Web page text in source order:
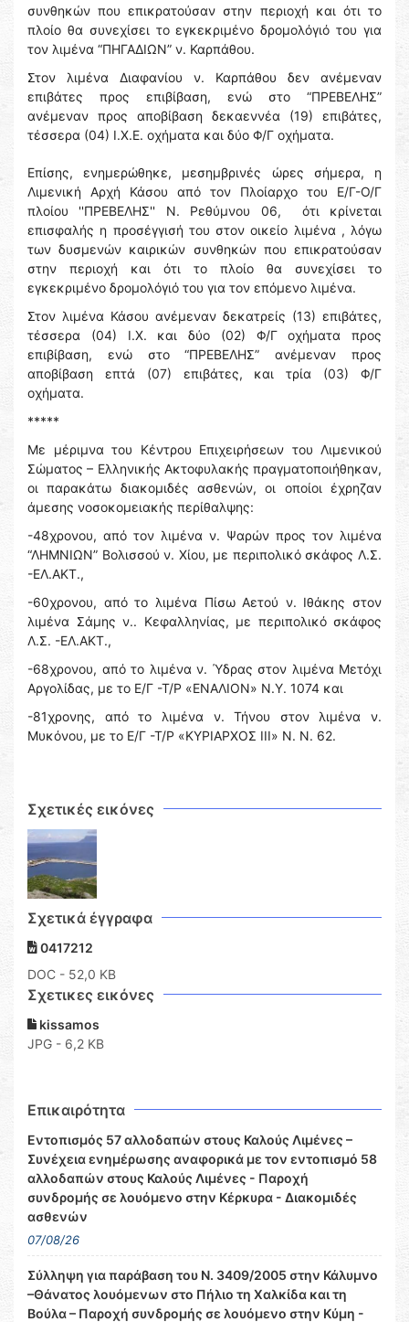
συνθηκών που επικρατούσαν στην περιοχή και ότι το
πλοίο θα συνεχίσει το εγκεκριμένο δρομολόγιό του για
τον λιμένα “ΠΗΓΑΔΙΩΝ” ν. Καρπάθου.
Στον λιμένα Διαφανίου ν. Καρπάθου δεν ανέμεναν
επιβάτες προς επιβίβαση, ενώ στο “ΠΡΕΒΕΛΗΣ”
ανέμεναν προς αποβίβαση δεκαεννέα (19) επιβάτες,
τέσσερα (04) Ι.Χ.Ε. οχήματα και δύο Φ/Γ οχήματα.
Επίσης, ενημερώθηκε, μεσημβρινές ώρες σήμερα, η
Λιμενική Αρχή Κάσου από τον Πλοίαρχο του Ε/Γ-Ο/Γ
πλοίου ''ΠΡΕΒΕΛΗΣ'' Ν. Ρεθύμνου 06, ότι κρίνεται
επισφαλής η προσέγγισή του στον οικείο λιμένα , λόγω
των δυσμενών καιρικών συνθηκών που επικρατούσαν
στην περιοχή και ότι το πλοίο θα συνεχίσει το
εγκεκριμένο δρομολόγιό του για τον επόμενο λιμένα.
Στον λιμένα Κάσου ανέμεναν δεκατρείς (13) επιβάτες,
τέσσερα (04) Ι.Χ. και δύο (02) Φ/Γ οχήματα προς
επιβίβαση, ενώ στο “ΠΡΕΒΕΛΗΣ” ανέμεναν προς
αποβίβαση επτά (07) επιβάτες, και τρία (03) Φ/Γ
οχήματα.
*****
Με μέριμνα του Κέντρου Επιχειρήσεων του Λιμενικού
Σώματος – Ελληνικής Ακτοφυλακής πραγματοποιήθηκαν,
οι παρακάτω διακομιδές ασθενών, οι οποίοι έχρηζαν
άμεσης νοσοκομειακής περίθαλψης:
-48χρονου, από τον λιμένα ν. Ψαρών προς τον λιμένα
“ΛΗΜΝΙΩΝ” Βολισσού ν. Χίου, με περιπολικό σκάφος Λ.Σ.
-ΕΛ.ΑΚΤ.,
-60χρονου, από το λιμένα Πίσω Αετού ν. Ιθάκης στον
λιμένα Σάμης ν.. Κεφαλληνίας, με περιπολικό σκάφος
Λ.Σ. -ΕΛ.ΑΚΤ.,
-68χρονου, από το λιμένα ν. Ύδρας στον λιμένα Μετόχι
Αργολίδας, με το Ε/Γ -Τ/Ρ «ΕΝΑΛΙΟΝ» Ν.Υ. 1074 και
-81χρονης, από το λιμένα ν. Τήνου στον λιμένα ν.
Μυκόνου, με το Ε/Γ -Τ/Ρ «ΚΥΡΙΑΡΧΟΣ ΙΙΙ» Ν. Ν. 62.
Σχετικές εικόνες
Σχετικά έγγραφα
0417212
DOC - 52,0 KB
Σχετικες εικόνες
kissamos
JPG - 6,2 KB
Επικαιρότητα
Εντοπισμός 57 αλλοδαπών στους Καλούς Λιμένες –
Συνέχεια ενημέρωσης αναφορικά με τον εντοπισμό 58
αλλοδαπών στους Καλούς Λιμένες - Παροχή
συνδρομής σε λουόμενο στην Κέρκυρα - Διακομιδές
ασθενών
07/08/26
Σύλληψη για παράβαση του Ν. 3409/2005 στην Κάλυμνο
–Θάνατος λουόμενων στο Πήλιο τη Χαλκίδα και τη
Βούλα – Παροχή συνδρομής σε λουόμενο στην Κύμη -